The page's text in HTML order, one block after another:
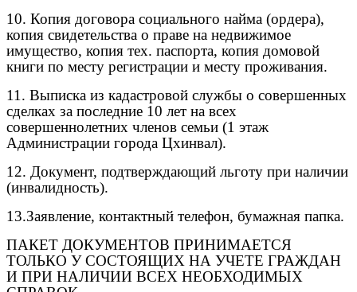
10. Копия договора социального найма (ордера),
копия свидетельства о праве на недвижимое
имущество, копия тех. паспорта, копия домовой
книги по месту регистрации и месту проживания.
11. Выписка из кадастровой службы о совершенных
сделках за последние 10 лет на всех
совершеннолетних членов семьи (1 этаж
Администрации города Цхинвал).
12. Документ, подтверждающий льготу при наличии
(инвалидность).
13.Заявление, контактный телефон, бумажная папка.
ПАКЕТ ДОКУМЕНТОВ ПРИНИМАЕТСЯ
ТОЛЬКО У СОСТОЯЩИХ НА УЧЕТЕ ГРАЖДАН
И ПРИ НАЛИЧИИ ВСЕХ НЕОБХОДИМЫХ